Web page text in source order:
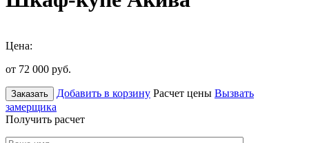
Цена:
от 72 000 руб.
Заказать Добавить в корзину Расчет цены Вызвать
замерщика
Получить расчет